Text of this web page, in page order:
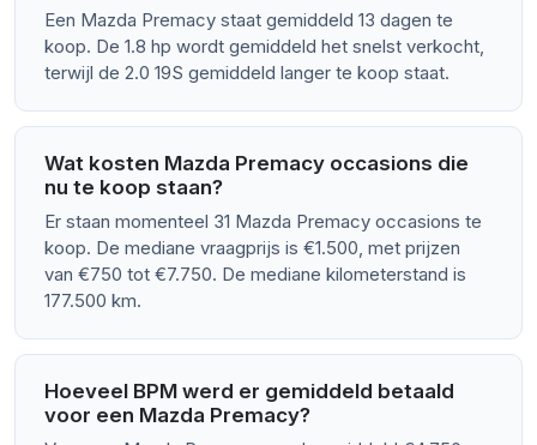
Een Mazda Premacy staat gemiddeld 13 dagen te
koop. De 1.8 hp wordt gemiddeld het snelst verkocht,
terwijl de 2.0 19S gemiddeld langer te koop staat.
Wat kosten Mazda Premacy occasions die
nu te koop staan?
Er staan momenteel 31 Mazda Premacy occasions te
koop. De mediane vraagprijs is €1.500, met prijzen
van €750 tot €7.750. De mediane kilometerstand is
177.500 km.
Hoeveel BPM werd er gemiddeld betaald
voor een Mazda Premacy?